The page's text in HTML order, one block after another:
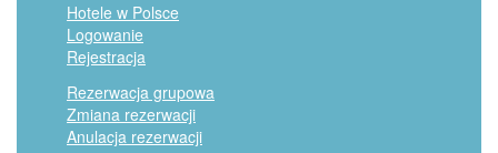
Hotele w Polsce
Logowanie
Rejestracja
Rezerwacja grupowa
Zmiana rezerwacji
Anulacja rezerwacji